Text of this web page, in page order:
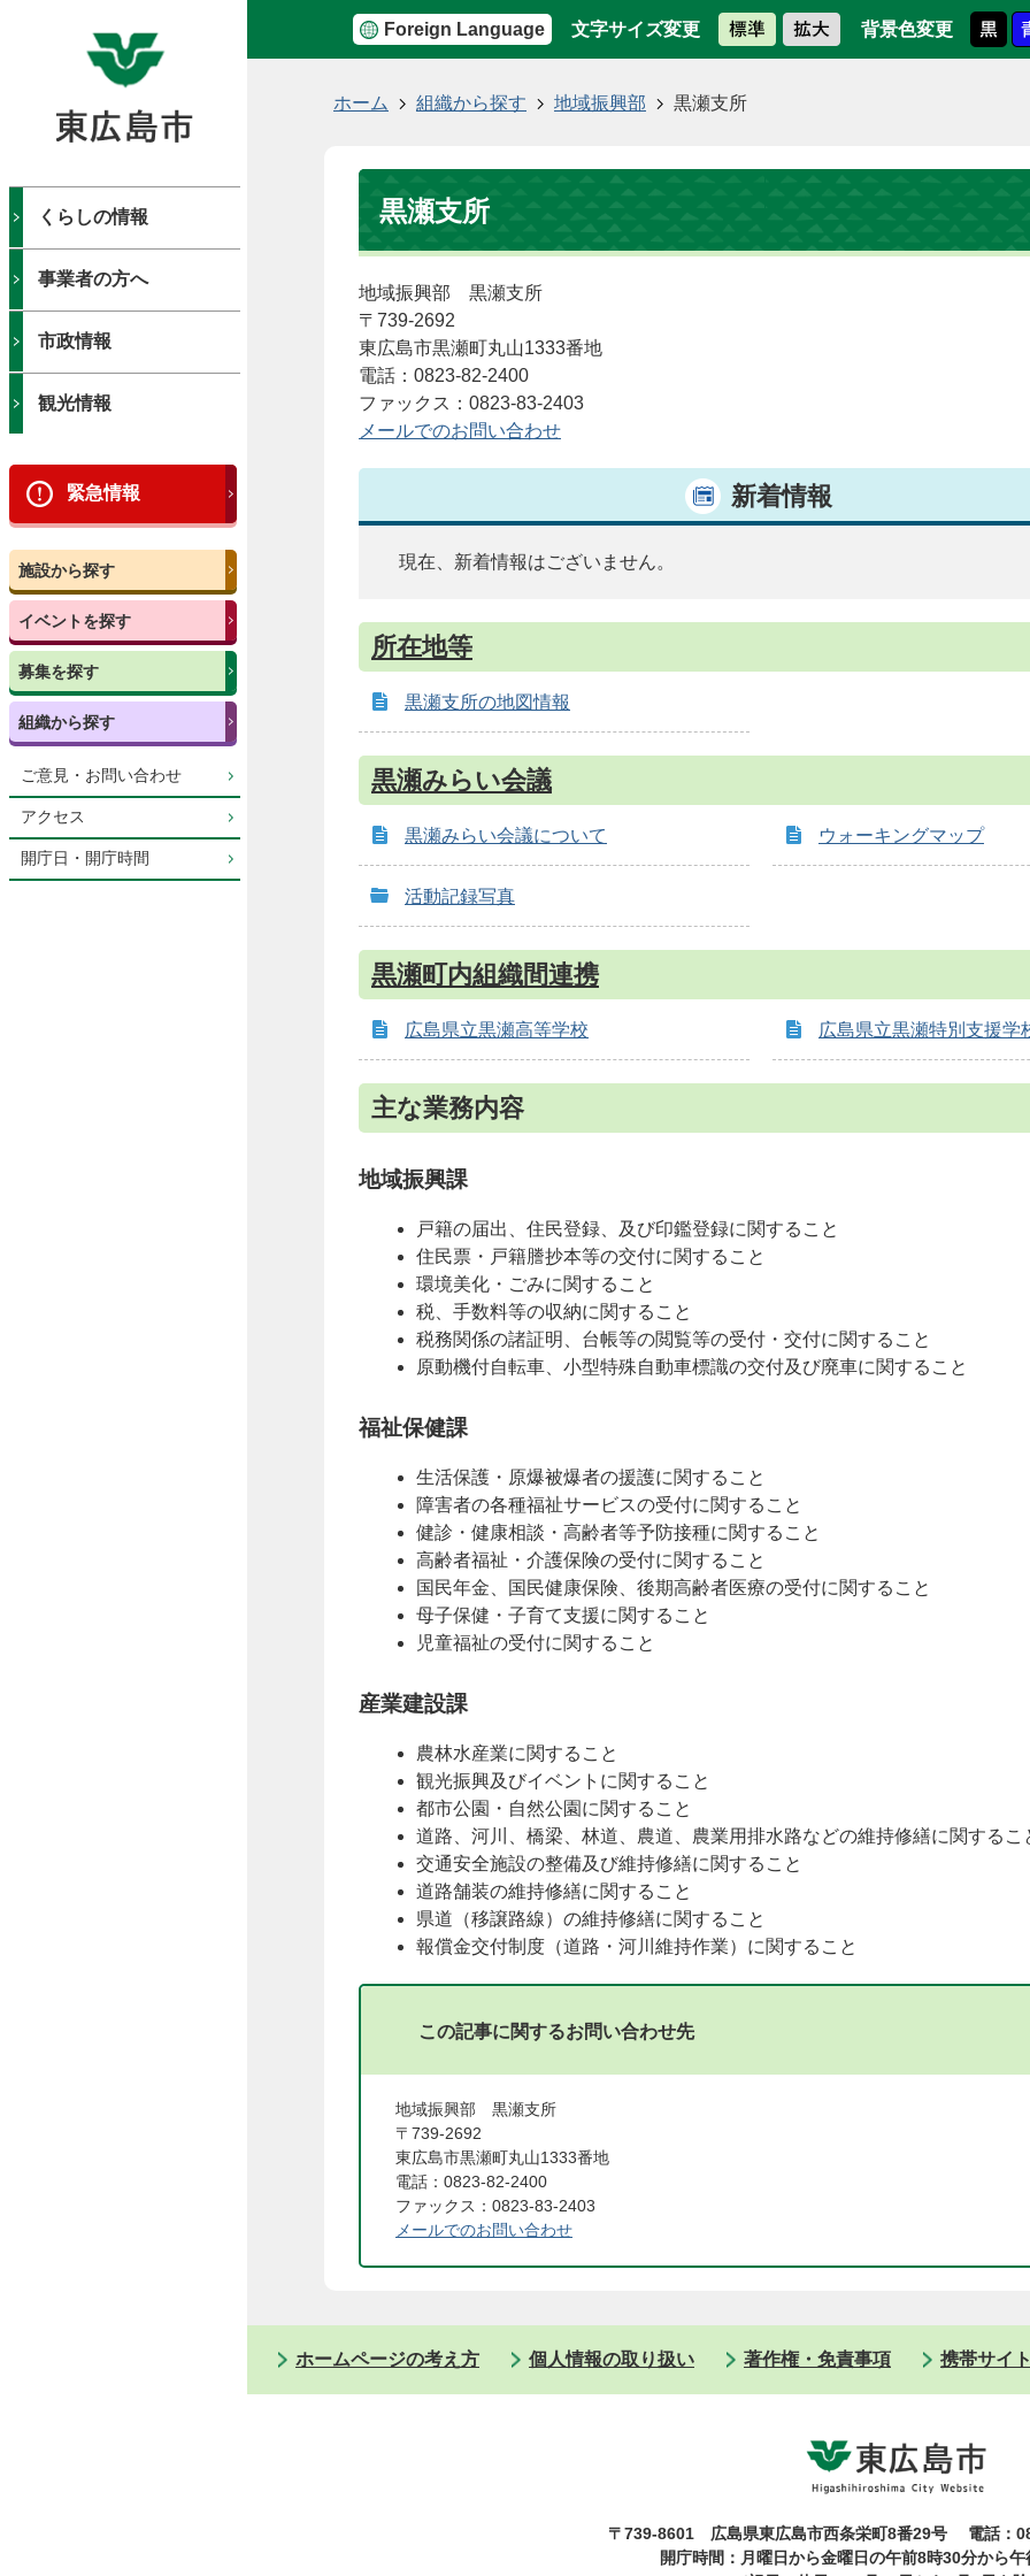
Foreign Language 文字サイズ変更 背景色変更
くらしの情報
事業者の方へ
市政情報
観光情報
緊急情報
施設から探す
イベントを探す
募集を探す
組織から探す
ご意見・お問い合わせ
アクセス
開庁日・開庁時間
ホーム 組織から探す 地域振興部 黒瀬支所
黒瀬支所
地域振興部 黒瀬支所
〒739-2692
東広島市黒瀬町丸山1333番地
電話：0823-82-2400
ファックス：0823-83-2403
メールでのお問い合わせ
新着情報
現在、新着情報はございません。
所在地等
黒瀬支所の地図情報
黒瀬みらい会議
黒瀬みらい会議について ウォーキングマップ
活動記録写真
黒瀬町内組織間連携
広島県立黒瀬高等学校 広島県立黒瀬特別支援学
主な業務内容
地域振興課
戸籍の届出、住民登録、及び印鑑登録に関すること
住民票・戸籍謄抄本等の交付に関すること
環境美化・ごみに関すること
税、手数料等の収納に関すること
税務関係の諸証明、台帳等の閲覧等の受付・交付に関すること
原動機付自転車、小型特殊自動車標識の交付及び廃車に関すること
福祉保健課
生活保護・原爆被爆者の援護に関すること
障害者の各種福祉サービスの受付に関すること
健診・健康相談・高齢者等予防接種に関すること
高齢者福祉・介護保険の受付に関すること
国民年金、国民健康保険、後期高齢者医療の受付に関すること
母子保健・子育て支援に関すること
児童福祉の受付に関すること
産業建設課
農林水産業に関すること
観光振興及びイベントに関すること
都市公園・自然公園に関すること
道路、河川、橋梁、林道、農道、農業用排水路などの維持修繕に関するこ
交通安全施設の整備及び維持修繕に関すること
道路舗装の維持修繕に関すること
県道（移譲路線）の維持修繕に関すること
報償金交付制度（道路・河川維持作業）に関すること
この記事に関するお問い合わせ先
地域振興部 黒瀬支所
〒739-2692
東広島市黒瀬町丸山1333番地
電話：0823-82-2400
ファックス：0823-83-2403
メールでのお問い合わせ
ホームページの考え方 個人情報の取り扱い 著作権・免責事項 携帯サイ
〒739-8601 広島県東広島市西条栄町8番29号
電話：
開庁時間：月曜日から金曜日の午前8時30分から